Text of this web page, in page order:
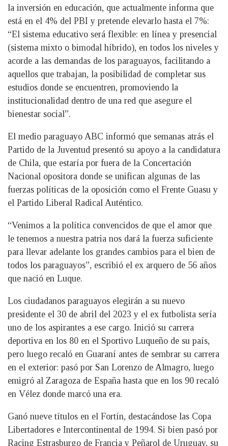
la inversión en educación, que actualmente informa que
está en el 4% del PBI y pretende elevarlo hasta el 7%:
“El sistema educativo será flexible: en línea y presencial
(sistema mixto o bimodal híbrido), en todos los niveles y
acorde a las demandas de los paraguayos, facilitando a
aquellos que trabajan, la posibilidad de completar sus
estudios donde se encuentren, promoviendo la
institucionalidad dentro de una red que asegure el
bienestar social”.
El medio paraguayo ABC informó que semanas atrás el
Partido de la Juventud presentó su apoyo a la candidatura
de Chila, que estaría por fuera de la Concertación
Nacional opositora donde se unifican algunas de las
fuerzas políticas de la oposición como el Frente Guasu y
el Partido Liberal Radical Auténtico.
“Venimos a la política convencidos de que el amor que
le tenemos a nuestra patria nos dará la fuerza suficiente
para llevar adelante los grandes cambios para el bien de
todos los paraguayos”, escribió el ex arquero de 56 años
que nació en Luque.
Los ciudadanos paraguayos elegirán a su nuevo
presidente el 30 de abril del 2023 y el ex futbolista sería
uno de los aspirantes a ese cargo. Inició su carrera
deportiva en los 80 en el Sportivo Luqueño de su país,
pero luego recaló en Guaraní antes de sembrar su carrera
en el exterior: pasó por San Lorenzo de Almagro, luego
emigró al Zaragoza de España hasta que en los 90 recaló
en Vélez donde marcó una era.
Ganó nueve títulos en el Fortín, destacándose las Copa
Libertadores e Intercontinental de 1994. Si bien pasó por
Racing Estrasburgo de Francia y Peñarol de Uruguay, su